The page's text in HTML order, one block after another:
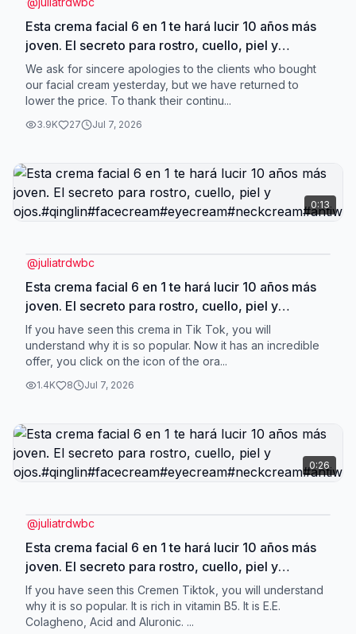
Esta crema facial 6 en 1 te hará lucir 10 años más
joven. El secreto para rostro, cuello, piel y
We ask for sincere apologies to the clients who bought
our facial cream yesterday, but we have returned to
lower the price. To thank their continu...
3.9K 27 Jul 7, 2026
0:13
@juliatrdwbc
Esta crema facial 6 en 1 te hará lucir 10 años más
joven. El secreto para rostro, cuello, piel y
If you have seen this crema in Tik Tok, you will
understand why it is so popular. Now it has an incredible
offer, you click on the icon of the ora...
1.4K 8 Jul 7, 2026
0:26
@juliatrdwbc
Esta crema facial 6 en 1 te hará lucir 10 años más
joven. El secreto para rostro, cuello, piel y
If you have seen this Cremen Tiktok, you will understand
why it is so popular. It is rich in vitamin B5. It is E.E.
Colagheno, Acid and Aluronic. ...